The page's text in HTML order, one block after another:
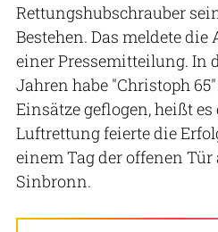
Rettungshubschrauber
Bestehen. Das meldete
einer Pressemitteilung. In
Jahren habe "Christoph
Einsätze geflogen, heißt es
Luftrettung feierte die
einem Tag der offenen
Sinbronn.